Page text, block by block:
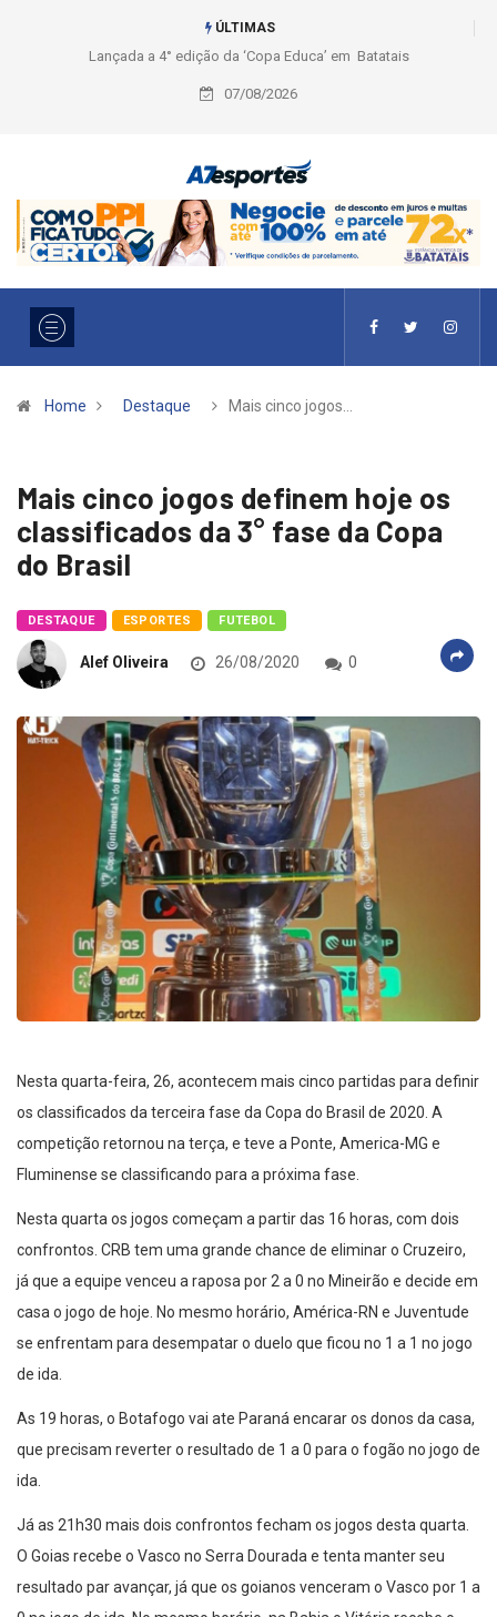
ÚLTIMAS
Liga 2026: Equipes rompem com a LABE na Série Ouro e entidade define
a 2° fase, times e formato
07/08/2026
Home Destaque Mais cinco jogos…
Mais cinco jogos definem hoje os
classificados da 3° fase da Copa
do Brasil
DESTAQUE ESPORTES FUTEBOL
Alef Oliveira 26/08/2020 0
Nesta quarta-feira, 26, acontecem mais cinco partidas para definir
os classificados da terceira fase da Copa do Brasil de 2020. A
competição retornou na terça, e teve a Ponte, America-MG e
Fluminense se classificando para a próxima fase.
Nesta quarta os jogos começam a partir das 16 horas, com dois
confrontos. CRB tem uma grande chance de eliminar o Cruzeiro,
já que a equipe venceu a raposa por 2 a 0 no Mineirão e decide em
casa o jogo de hoje. No mesmo horário, América-RN e Juventude
se enfrentam para desempatar o duelo que ficou no 1 a 1 no jogo
de ida.
As 19 horas, o Botafogo vai ate Paraná encarar os donos da casa,
que precisam reverter o resultado de 1 a 0 para o fogão no jogo de
ida.
Já as 21h30 mais dois confrontos fecham os jogos desta quarta.
O Goias recebe o Vasco no Serra Dourada e tenta manter seu
resultado par avançar, já que os goianos venceram o Vasco por 1 a